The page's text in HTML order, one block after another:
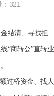
321
结清、寻找担
“商转公”直转业
过桥资金、找人